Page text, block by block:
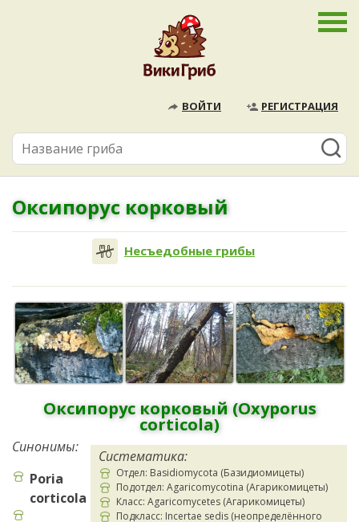
ВОЙТИ РЕГИСТРАЦИЯ
Оксипорус корковый
Несъедобные грибы
Оксипорус корковый (Oxyporus
corticola)
Систематика:
Отдел: Basidiomycota (Базидиомицеты)
Подотдел: Agaricomycotina (Агарикомицеты)
Класс: Agaricomycetes (Агарикомицеты)
Подкласс: Incertae sedis (неопределённого
Синонимы:
Poria
corticola